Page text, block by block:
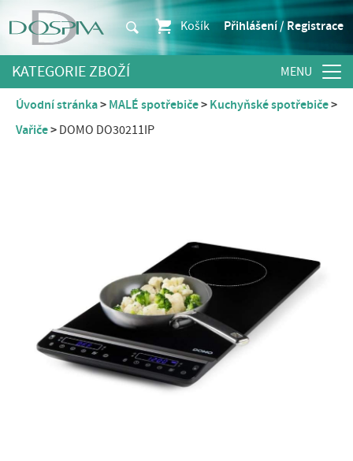
Košík Přihlášení / Registrace
KATEGORIE ZBOŽÍ
Úvodní stránka MALÉ spotřebiče
Kuchyňské spotřebiče
Vařiče
DOMO DO30211IP